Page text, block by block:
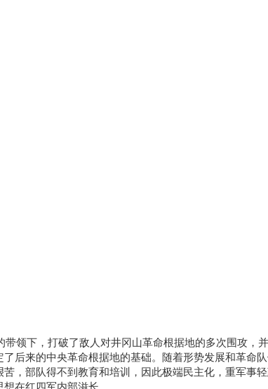
领下，打破了敌人对井冈山革命根据地的多次围攻，
后来的中央革命根据地的基础。随着形势发展和革命
，部队得不到教育和培训，因此极端民主化，重军事